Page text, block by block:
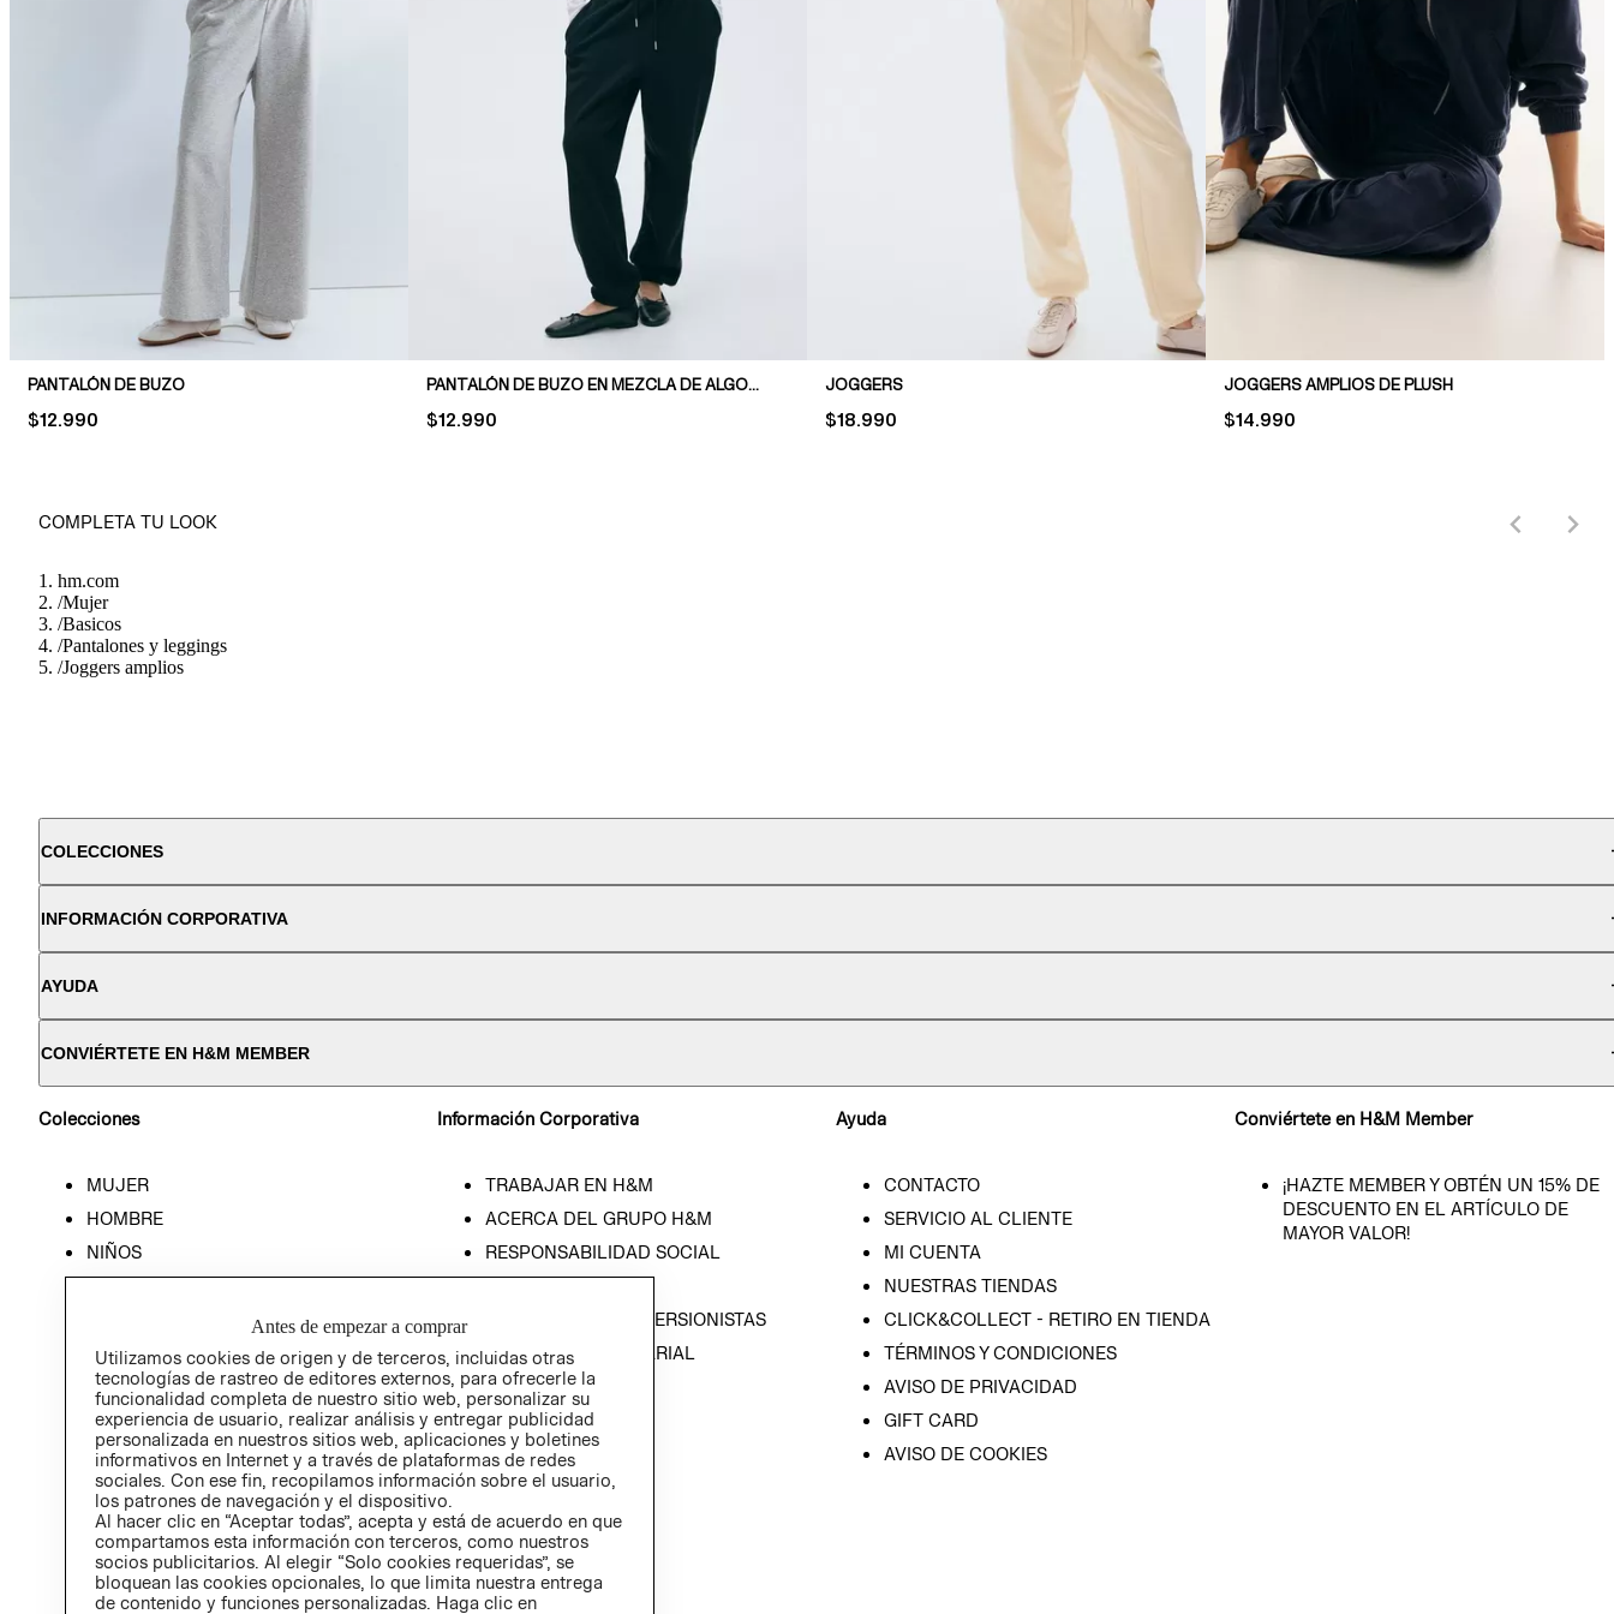
PANTALÓN DE BUZO
PRICE:
$12.990
PANTALÓN DE BUZO EN MEZCLA DE ALGODÓN
PRICE:
$12.990
JOGGERS
PRICE:
$18.990
JOGGERS AMPLIOS DE PLUSH
PRICE:
$14.990
COMPLETA TU LOOK
hm.com
/Mujer
/Basicos
/Pantalones y leggings
/Joggers amplios
COLECCIONES
INFORMACIÓN CORPORATIVA
AYUDA
CONVIÉRTETE EN H&M MEMBER
Colecciones
MUJER
HOMBRE
NIÑOS
Información Corporativa
TRABAJAR EN H&M
ACERCA DEL GRUPO H&M
RESPONSABILIDAD SOCIAL
RELACIÓN CON INVERSIONISTAS
POLÍTICA EMPRESARIAL
Ayuda
CONTACTO
SERVICIO AL CLIENTE
MI CUENTA
NUESTRAS TIENDAS
CLICK&COLLECT - RETIRO EN TIENDA
TÉRMINOS Y CONDICIONES
AVISO DE PRIVACIDAD
GIFT CARD
AVISO DE COOKIES
Conviértete en H&M Member
¡HAZTE MEMBER Y OBTÉN UN 15% DE
DESCUENTO EN EL ARTÍCULO DE
MAYOR VALOR!
Antes de empezar a comprar
Utilizamos cookies de origen y de terceros, incluidas otras
tecnologías de rastreo de editores externos, para ofrecerle la
funcionalidad completa de nuestro sitio web, personalizar su
experiencia de usuario, realizar análisis y entregar publicidad
personalizada en nuestros sitios web, aplicaciones y boletines
informativos en Internet y a través de plataformas de redes
sociales. Con ese fin, recopilamos información sobre el usuario,
los patrones de navegación y el dispositivo.
Al hacer clic en “Aceptar todas”, acepta y está de acuerdo en que
compartamos esta información con terceros, como nuestros
socios publicitarios. Al elegir “Solo cookies requeridas”, se
bloquean las cookies opcionales, lo que limita nuestra entrega
de contenido y funciones personalizadas. Haga clic en